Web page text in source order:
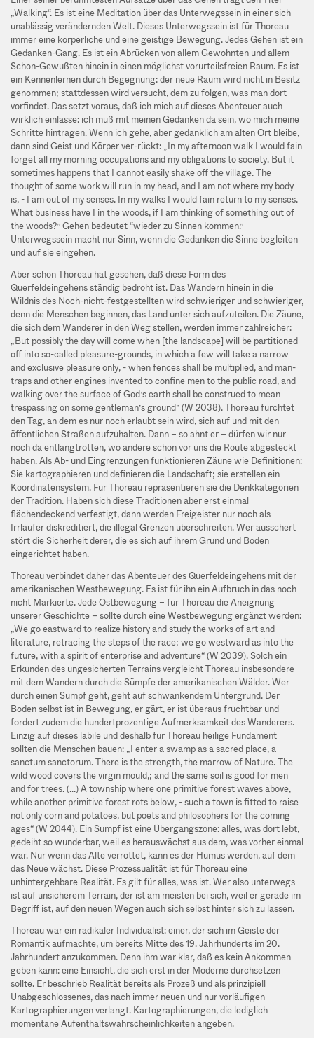
„Walking“. Es ist eine Meditation über das Unterwegssein in einer sich
unablässig verändernden Welt. Dieses Unterwegssein ist für Thoreau
immer eine körperliche und eine geistige Bewegung. Jedes Gehen ist ein
Gedanken-Gang. Es ist ein Abrücken von allem Gewohnten und allem
Schon-Gewußten hinein in einen möglichst vorurteilsfreien Raum. Es ist
ein Kennenlernen durch Begegnung: der neue Raum wird nicht in Besitz
genommen; stattdessen wird versucht, dem zu folgen, was man dort
vorfindet. Das setzt voraus, daß ich mich auf dieses Abenteuer auch
wirklich einlasse: ich muß mit meinen Gedanken da sein, wo mich meine
Schritte hintragen. Wenn ich gehe, aber gedanklich am alten Ort bleibe,
dann sind Geist und Körper ver-rückt: „In my afternoon walk I would fain
forget all my morning occupations and my obligations to society. But it
sometimes happens that I cannot easily shake off the village. The
thought of some work will run in my head, and I am not where my body
is, - I am out of my senses. In my walks I would fain return to my senses.
What business have I in the woods, if I am thinking of something out of
the woods?” Gehen bedeutet “wieder zu Sinnen kommen.”
Unterwegssein macht nur Sinn, wenn die Gedanken die Sinne begleiten
und auf sie eingehen.
Aber schon Thoreau hat gesehen, daß diese Form des
Querfeldeingehens ständig bedroht ist. Das Wandern hinein in die
Wildnis des Noch-nicht-festgestellten wird schwieriger und schwieriger,
denn die Menschen beginnen, das Land unter sich aufzuteilen. Die Zäune,
die sich dem Wanderer in den Weg stellen, werden immer zahlreicher:
„But possibly the day will come when [the landscape] will be partitioned
off into so-called pleasure-grounds, in which a few will take a narrow
and exclusive pleasure only, - when fences shall be multiplied, and man-
traps and other engines invented to confine men to the public road, and
walking over the surface of God’s earth shall be construed to mean
trespassing on some gentleman’s ground” (W 2038). Thoreau fürchtet
den Tag, an dem es nur noch erlaubt sein wird, sich auf und mit den
öffentlichen Straßen aufzuhalten. Dann – so ahnt er – dürfen wir nur
noch da entlangtrotten, wo andere schon vor uns die Route abgesteckt
haben. Als Ab- und Eingrenzungen funktionieren Zäune wie Definitionen:
Sie kartographieren und definieren die Landschaft; sie erstellen ein
Koordinatensystem. Für Thoreau repräsentieren sie die Denkkategorien
der Tradition. Haben sich diese Traditionen aber erst einmal
flächendeckend verfestigt, dann werden Freigeister nur noch als
Irrläufer diskreditiert, die illegal Grenzen überschreiten. Wer ausschert
stört die Sicherheit derer, die es sich auf ihrem Grund und Boden
eingerichtet haben.
Thoreau verbindet daher das Abenteuer des Querfeldeingehens mit der
amerikanischen Westbewegung. Es ist für ihn ein Aufbruch in das noch
nicht Markierte. Jede Ostbewegung – für Thoreau die Aneignung
unserer Geschichte – sollte durch eine Westbewegung ergänzt werden:
„We go eastward to realize history and study the works of art and
literature, retracing the steps of the race; we go westward as into the
future, with a spirit of enterprise and adventure“ (W 2039). Solch ein
Erkunden des ungesicherten Terrains vergleicht Thoreau insbesondere
mit dem Wandern durch die Sümpfe der amerikanischen Wälder. Wer
durch einen Sumpf geht, geht auf schwankendem Untergrund. Der
Boden selbst ist in Bewegung, er gärt, er ist überaus fruchtbar und
fordert zudem die hundertprozentige Aufmerksamkeit des Wanderers.
Einzig auf dieses labile und deshalb für Thoreau heilige Fundament
sollten die Menschen bauen: „I enter a swamp as a sacred place, a
sanctum sanctorum. There is the strength, the marrow of Nature. The
wild wood covers the virgin mould,; and the same soil is good for men
and for trees. (...) A township where one primitive forest waves above,
while another primitive forest rots below, - such a town is fitted to raise
not only corn and potatoes, but poets and philosophers for the coming
ages“ (W 2044). Ein Sumpf ist eine Übergangszone: alles, was dort lebt,
gedeiht so wunderbar, weil es herauswächst aus dem, was vorher einmal
war. Nur wenn das Alte verrottet, kann es der Humus werden, auf dem
das Neue wächst. Diese Prozessualität ist für Thoreau eine
unhintergehbare Realität. Es gilt für alles, was ist. Wer also unterwegs
ist auf unsicherem Terrain, der ist am meisten bei sich, weil er gerade im
Begriff ist, auf den neuen Wegen auch sich selbst hinter sich zu lassen.
Thoreau war ein radikaler Individualist: einer, der sich im Geiste der
Romantik aufmachte, um bereits Mitte des 19. Jahrhunderts im 20.
Jahrhundert anzukommen. Denn ihm war klar, daß es kein Ankommen
geben kann: eine Einsicht, die sich erst in der Moderne durchsetzen
sollte. Er beschrieb Realität bereits als Prozeß und als prinzipiell
Unabgeschlossenes, das nach immer neuen und nur vorläufigen
Kartographierungen verlangt. Kartographierungen, die lediglich
momentane Aufenthaltswahrscheinlichkeiten angeben.